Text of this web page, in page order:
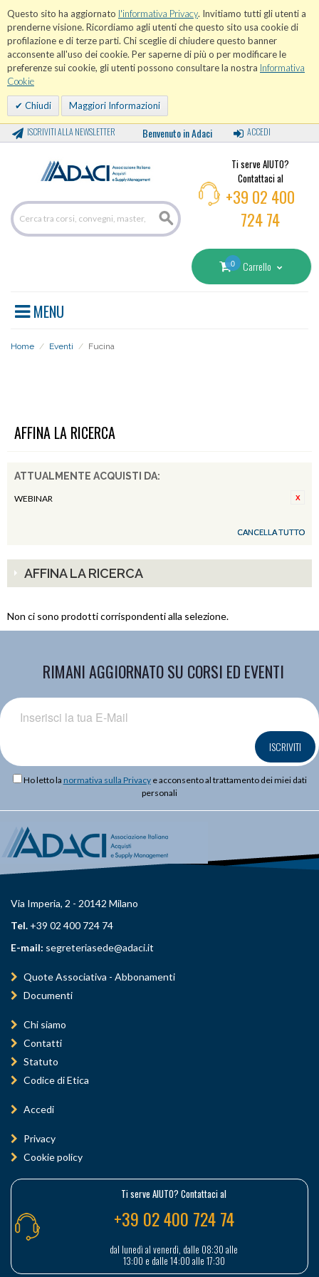
Questo sito ha aggiornato l'informativa Privacy. Invitiamo tutti gli utenti a
prenderne visione. Ricordiamo agli utenti che questo sito usa cookie di
profilazione e di terze parti. Chi sceglie di chiudere questo banner
acconsente all'uso dei cookie. Per saperne di più o per modificare le
preferenze sui cookie, gli utenti possono consultare la nostra Informativa
Cookie
Chiudi Maggiori Informazioni
ISCRIVITI ALLA NEWSLETTER Benvenuto in Adaci ACCEDI
Ti serve AIUTO?
Contattaci al
+39 02 400
724 74
0 Carrello
MENU
Home / Eventi / Fucina
AFFINA LA RICERCA
ATTUALMENTE ACQUISTI DA:
WEBINAR
CANCELLA TUTTO
AFFINA LA RICERCA
Non ci sono prodotti corrispondenti alla selezione.
RIMANI AGGIORNATO SU CORSI ED EVENTI
ISCRIVITI
Ho letto la normativa sulla Privacye acconsento al trattamento dei miei dati
personali
Via Imperia, 2 - 20142 Milano
Tel. +39 02 400 724 74
E-mail: segreteriasede@adaci.it
Quote Associativa - Abbonamenti
Documenti
Chi siamo
Contatti
Statuto
Codice di Etica
Accedi
Privacy
Cookie policy
Ti serve AIUTO? Contattaci al
+39 02 400 724 74
dal lunedì al venerdì, dalle 08:30 alle
13:00 e dalle 14:00 alle 17:30